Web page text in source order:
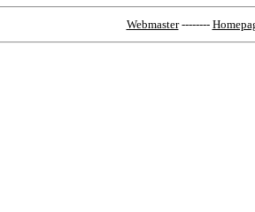
Webmaster--------